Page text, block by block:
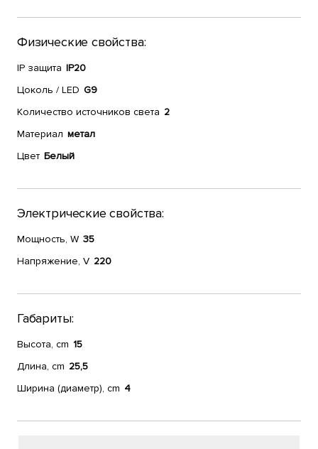
Физические свойства:
IP защита IP20
Цоколь / LED G9
Количество источников света 2
Материал метал
Цвет Белый
Электрические свойства:
Мощность, W 35
Напряжение, V 220
Габариты:
Высота, cm 15
Длина, cm 25,5
Ширина (диаметр), cm 4